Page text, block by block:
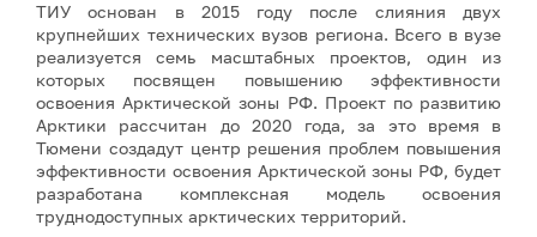
ТИУ основан в 2015 году после слияния двух
крупнейших технических вузов региона. Всего в вузе
реализуется семь масштабных проектов, один из
которых посвящен повышению эффективности
освоения Арктической зоны РФ. Проект по развитию
Арктики рассчитан до 2020 года, за это время в
Тюмени создадут центр решения проблем повышения
эффективности освоения Арктической зоны РФ, будет
разработана комплексная модель освоения
труднодоступных арктических территорий.